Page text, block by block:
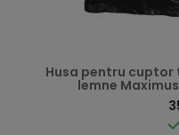
Husa pentru
lemne Maximus